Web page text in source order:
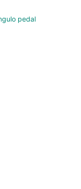
pedal